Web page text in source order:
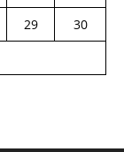
29
30